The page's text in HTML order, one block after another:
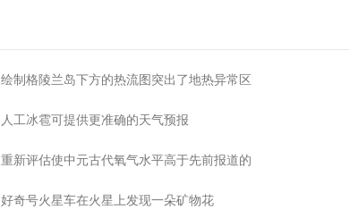
绘制格陵兰岛下方的热流图突出了地热异常区
人工冰雹可提供更准确的天气预报
重新评估使中元古代氧气水平高于先前报道的
好奇号火星车在火星上发现一朵矿物花